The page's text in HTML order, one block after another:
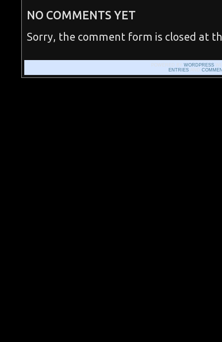
NO COMMENTS YET
Sorry, the comment form is closed at
POWERED BY WORDPRESS
ENTRIESAND